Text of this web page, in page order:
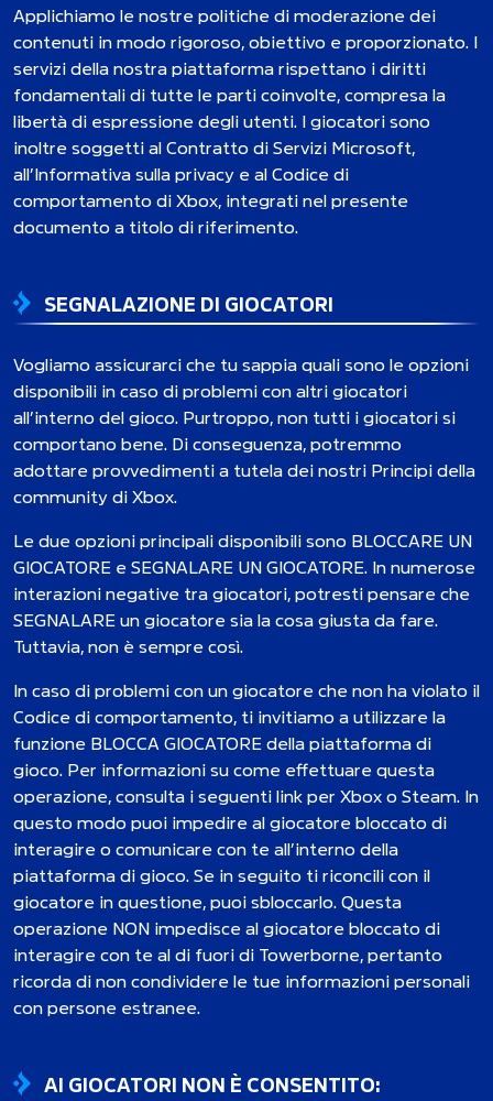
Applichiamo le nostre politiche di moderazione dei
contenuti in modo rigoroso, obiettivo e proporzionato. I
servizi della nostra piattaforma rispettano i diritti
fondamentali di tutte le parti coinvolte, compresa la
libertà di espressione degli utenti. I giocatori sono
inoltre soggetti al Contratto di Servizi Microsoft,
all’Informativa sulla privacy e al Codice di
comportamento di Xbox, integrati nel presente
documento a titolo di riferimento.
SEGNALAZIONE DI GIOCATORI
Vogliamo assicurarci che tu sappia quali sono le opzioni
disponibili in caso di problemi con altri giocatori
all’interno del gioco. Purtroppo, non tutti i giocatori si
comportano bene. Di conseguenza, potremmo
adottare provvedimenti a tutela dei nostri Principi della
community di Xbox.
Le due opzioni principali disponibili sono BLOCCARE UN
GIOCATORE e SEGNALARE UN GIOCATORE. In numerose
interazioni negative tra giocatori, potresti pensare che
SEGNALARE un giocatore sia la cosa giusta da fare.
Tuttavia, non è sempre così.
In caso di problemi con un giocatore che non ha violato il
Codice di comportamento, ti invitiamo a utilizzare la
funzione BLOCCA GIOCATORE della piattaforma di
gioco. Per informazioni su come effettuare questa
operazione, consulta i seguenti link per Xbox o Steam. In
questo modo puoi impedire al giocatore bloccato di
interagire o comunicare con te all’interno della
piattaforma di gioco. Se in seguito ti riconcili con il
giocatore in questione, puoi sbloccarlo. Questa
operazione NON impedisce al giocatore bloccato di
interagire con te al di fuori di Towerborne, pertanto
ricorda di non condividere le tue informazioni personali
con persone estranee.
AI GIOCATORI NON È CONSENTITO: